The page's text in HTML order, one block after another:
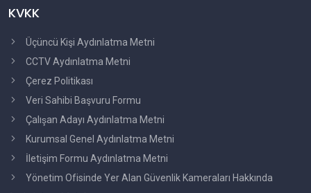
KVKK
Üçüncü Kişi Aydınlatma Metni
CCTV Aydınlatma Metni
Çerez Politikası
Veri Sahibi Başvuru Formu
Çalışan Adayı Aydınlatma Metni
Kurumsal Genel Aydınlatma Metni
İletişim Formu Aydınlatma Metni
Yönetim Ofisinde Yer Alan Güvenlik Kameraları Hakkında